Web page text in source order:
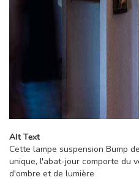
Alt Text
Cette lampe suspension Bump
unique, l'abat-jour comporte du
d'ombre et de lumière